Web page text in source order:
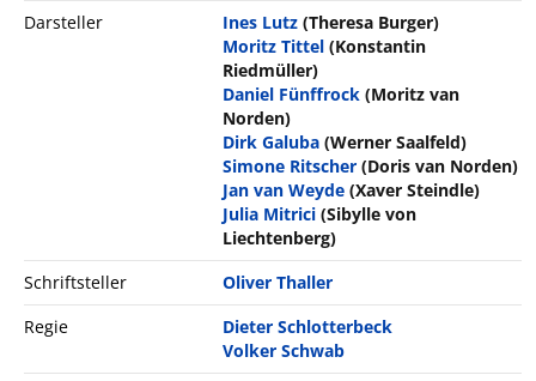
Darsteller
Ines Lutz (Theresa Burger)
Moritz Tittel (Konstantin
Riedmüller)
Daniel Fünffrock (Moritz van
Norden)
Dirk Galuba (Werner Saalfeld)
Simone Ritscher (Doris van Norden)
Jan van Weyde (Xaver Steindle)
Julia Mitrici (Sibylle von
Liechtenberg)
Schriftsteller
Oliver Thaller
Regie
Dieter Schlotterbeck
Volker Schwab